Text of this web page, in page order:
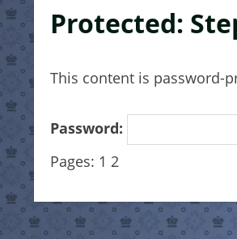
Protected:
This content is password-
Password:
Pages: 1 2